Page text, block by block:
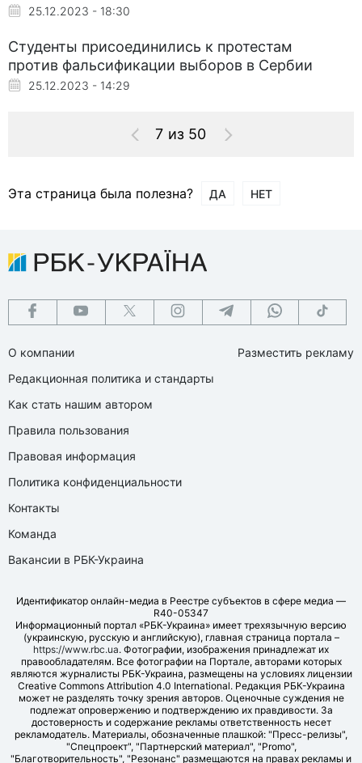
25.12.2023 - 18:30
Студенты присоединились к протестам
против фальсификации выборов в Сербии
25.12.2023 - 14:29
7 из 50
Эта страница была полезна? ДА НЕТ
О компании
Редакционная политика и стандарты
Как стать нашим автором
Правила пользования
Правовая информация
Политика конфиденциальности
Контакты
Команда
Вакансии в РБК-Украина
Разместить рекламу
Идентификатор онлайн-медиа в Реестре субъектов в сфере медиа —
R40-05347
Информационный портал «РБК-Украина» имеет трехязычную версию
(украинскую, русскую и английскую), главная страница портала –
https://www.rbc.ua. Фотографии, изображения принадлежат их
правообладателям. Все фотографии на Портале, авторами которых
являются журналисты РБК-Украина, размещены на условиях лицензии
Creative Commons Attribution 4.0 International. Редакция РБК-Украина
может не разделять точку зрения авторов. Оценочные суждения не
подлежат опровержению и подтверждению их правдивости. За
достоверность и содержание рекламы ответственность несет
рекламодатель. Материалы, обозначенные плашкой: "Пресс-релизы",
"Спецпроект", "Партнерский материал", "Promo",
"Благотворительность", "Резонанс" размещаются на правах рекламы и